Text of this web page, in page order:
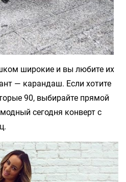
широкие и вы любите их
— карандаш. Если хотите
90, выбирайте прямой
сегодня конверт с